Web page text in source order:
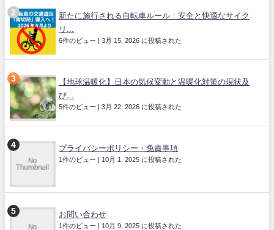
新たに施行される自転車ルール：安全と快適なサイク
リ...
6件のビュー | 3月 15, 2026 に投稿された
【地球温暖化】日本の気候変動と温暖化対策の現状及
び...
5件のビュー | 3月 22, 2026 に投稿された
プライバシーポリシー・免責事項
1件のビュー | 10月 1, 2025 に投稿された
お問い合わせ
1件のビュー | 10月 9, 2025 に投稿された